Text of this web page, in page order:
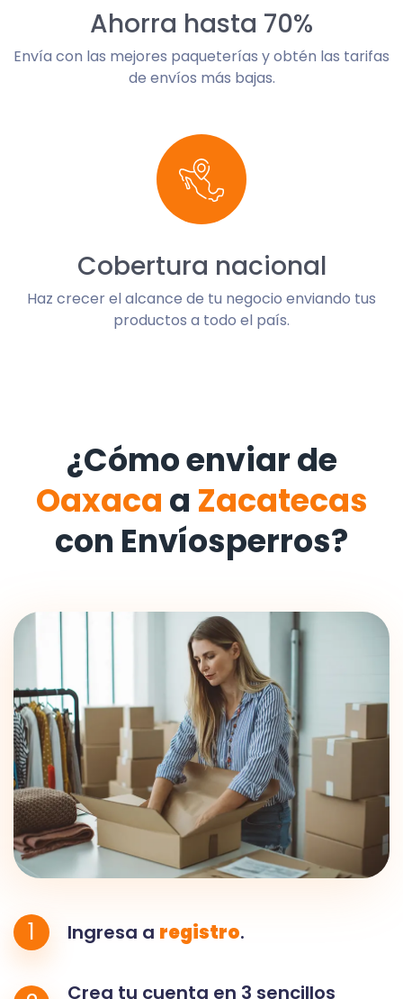
Ahorra hasta 70%
Envía con las mejores paqueterías y obtén las tarifas
de envíos más bajas.
Cobertura nacional
Haz crecer el alcance de tu negocio enviando tus
productos a todo el país.
¿Cómo enviar de
Oaxaca a Zacatecas
con Envíosperros?
1 Ingresa a registro.
Crea tu cuenta en 3 sencillos